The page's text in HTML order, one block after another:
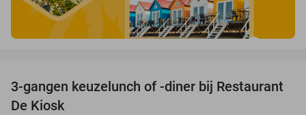
49%
3-gangen keuzelunch of -diner bij Restaurant
De Kiosk